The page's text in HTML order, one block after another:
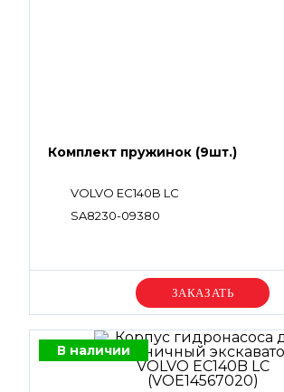
Комплект пружинок (9шт.)
VOLVO EC140B LC
SA8230-09380
Уточняйте цену
В наличии